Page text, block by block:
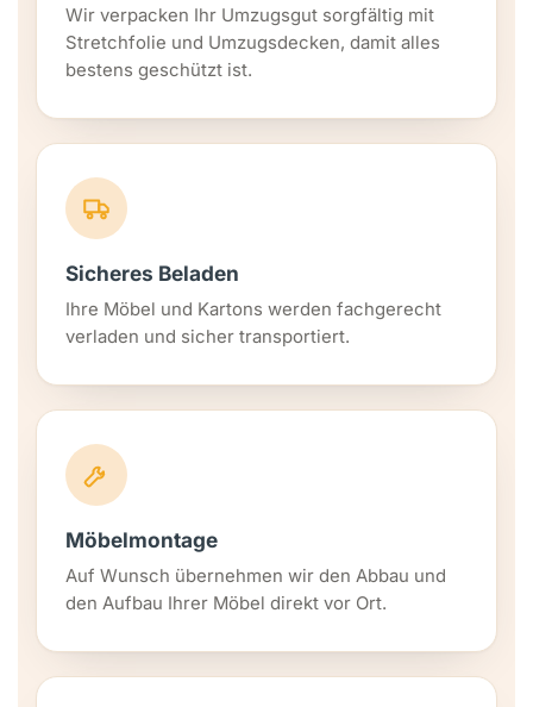
Wir verpacken Ihr Umzugsgut sorgfältig mit
Stretchfolie und Umzugsdecken, damit alles
bestens geschützt ist.
Sicheres Beladen
Ihre Möbel und Kartons werden fachgerecht
verladen und sicher transportiert.
Möbelmontage
Auf Wunsch übernehmen wir den Abbau und
den Aufbau Ihrer Möbel direkt vor Ort.